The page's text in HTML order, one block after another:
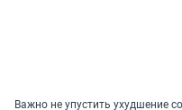
Важно не упустить ухудшение